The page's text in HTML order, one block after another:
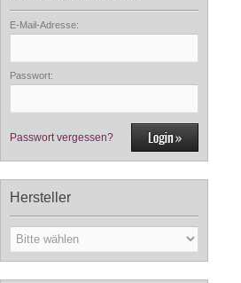
E-Mail-Adresse:
Passwort:
Passwort vergessen?
Hersteller